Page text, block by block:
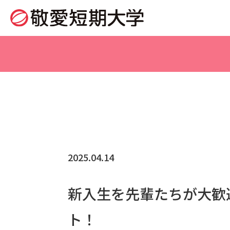
2025.04.14
新入生を先輩たちが大
ト！